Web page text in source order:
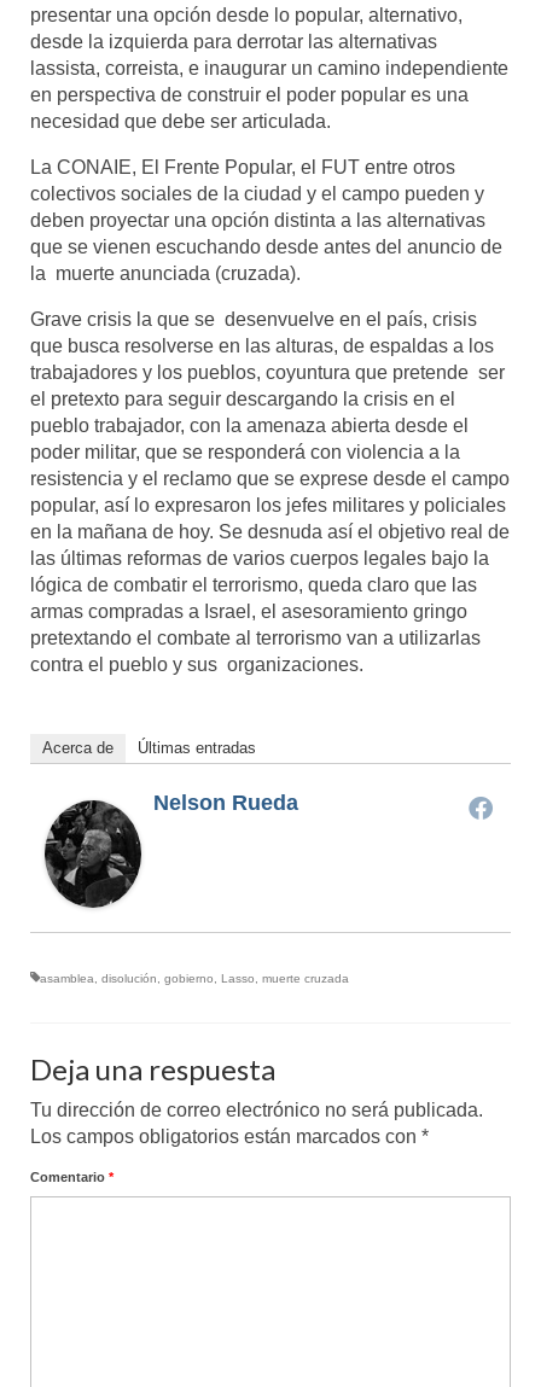
presentar una opción desde lo popular, alternativo,
desde la izquierda para derrotar las alternativas
lassista, correista, e inaugurar un camino independiente
en perspectiva de construir el poder popular es una
necesidad que debe ser articulada.
La CONAIE, El Frente Popular, el FUT entre otros
colectivos sociales de la ciudad y el campo pueden y
deben proyectar una opción distinta a las alternativas
que se vienen escuchando desde antes del anuncio de
la muerte anunciada (cruzada).
Grave crisis la que se desenvuelve en el país, crisis
que busca resolverse en las alturas, de espaldas a los
trabajadores y los pueblos, coyuntura que pretende ser
el pretexto para seguir descargando la crisis en el
pueblo trabajador, con la amenaza abierta desde el
poder militar, que se responderá con violencia a la
resistencia y el reclamo que se exprese desde el campo
popular, así lo expresaron los jefes militares y policiales
en la mañana de hoy. Se desnuda así el objetivo real de
las últimas reformas de varios cuerpos legales bajo la
lógica de combatir el terrorismo, queda claro que las
armas compradas a Israel, el asesoramiento gringo
pretextando el combate al terrorismo van a utilizarlas
contra el pueblo y sus organizaciones.
Acerca de Últimas entradas
Nelson Rueda
asamblea disolución gobierno Lasso muerte cruzada
Deja una respuesta
Tu dirección de correo electrónico no será publicada.
Los campos obligatorios están marcados con *
Comentario *